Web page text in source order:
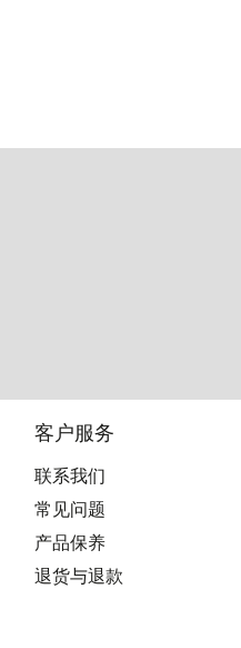
客户服务
联系我们
常见问题
产品保养
退货与退款